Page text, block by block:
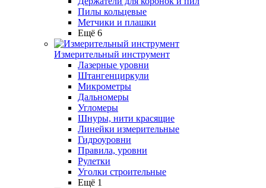
Пилы кольцевые
Метчики и плашки
Ещё 6
Измерительный инструмент
Лазерные уровни
Штангенциркули
Микрометры
Дальномеры
Угломеры
Шнуры, нити красящие
Линейки измерительные
Гидроуровни
Правила, уровни
Рулетки
Уголки строительные
Ещё 1